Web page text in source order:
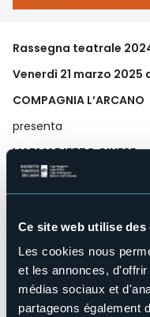
Ce site web utilise des
Les cookies nous
et les annonces,
médias sociaux et
partageons également
Rassegna teatrale
Venerdì 21 marzo 2025
COMPAGNIA L’ARCANO
presenta
L’ARMADIETTO CINESE
Liberamente tratto
più…”: così cantavano le
Ma i tempi cambiano, e
inevitabilmente
gelosia il pungolo che
commedia: un
smentite, allusioni e
momenti di sollievo.